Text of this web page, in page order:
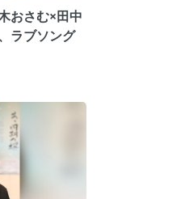
おさむ×田中
ラブソング